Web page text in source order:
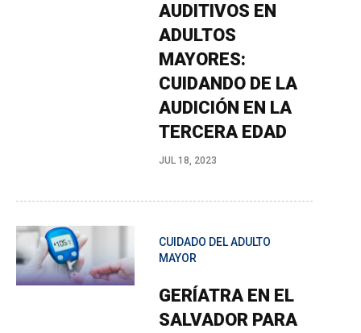
AUDITIVOS EN
ADULTOS
MAYORES:
CUIDANDO DE LA
AUDICIÓN EN LA
TERCERA EDAD
JUL 18, 2023
CUIDADO DEL ADULTO
MAYOR
GERÍATRA EN EL
SALVADOR PARA